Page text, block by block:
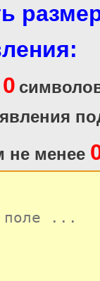
0
не менее